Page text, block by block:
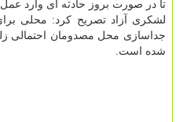
تا در صورت بروز حادثه ای وارد عمل
لشکری آزاد تصریح کرد: محلی
جداسازی محل مصدومان احتمالی
شده است.